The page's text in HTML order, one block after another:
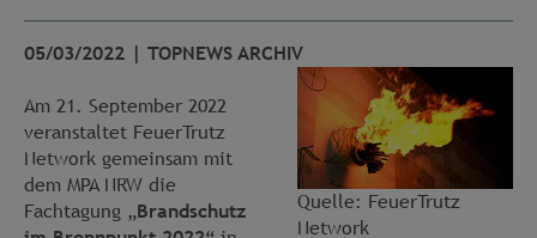
05/03/2022 TOPNEWS ARCHIV
Quelle: FeuerTrutz
Network
Am 21. September 2022
veranstaltet FeuerTrutz
Network gemeinsam mit
dem MPA NRW die
Fachtagung „Brandschutz